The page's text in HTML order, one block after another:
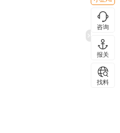
咨询
报关
找料